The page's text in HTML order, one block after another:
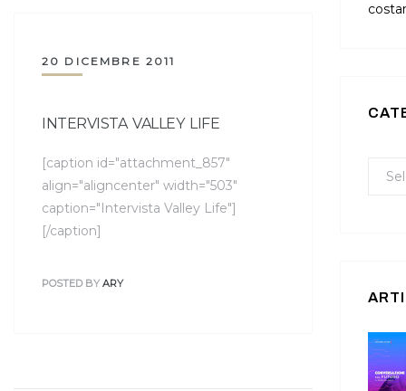
20 DICEMBRE 2011
INTERVISTA VALLEY LIFE
[caption id="attachment_857"
align="aligncenter" width="503"
caption="Intervista Valley Life"]
[/caption]
POSTED BY ARY